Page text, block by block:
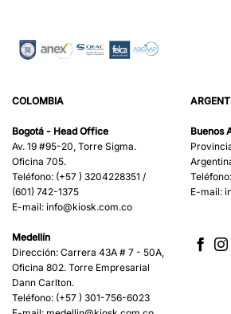
COLOMBIA
Bogotá - Head Office
Av. 19 #95-20, Torre Sigma.
Oficina 705.
Teléfono: (+57 ) 3204228351 /
(601) 742-1375
E-mail: info@kiosk.com.co
Medellín
Dirección: Carrera 43A # 7 - 50A,
Oficina 802. Torre Empresarial
Dann Carlton.
Teléfono: (+57 ) 301-756-6023
Buenos
E-mail: